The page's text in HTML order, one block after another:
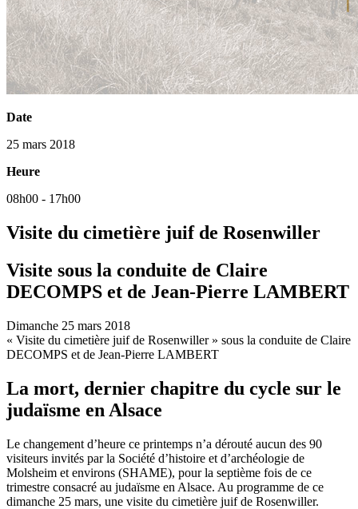
Date
25 mars 2018
Heure
08h00 - 17h00
Visite du cimetière juif de Rosenwiller
Visite sous la conduite de Claire
DECOMPS et de Jean-Pierre LAMBERT
Dimanche 25 mars 2018
« Visite du cimetière juif de Rosenwiller » sous la conduite de Claire
DECOMPS et de Jean-Pierre LAMBERT
La mort, dernier chapitre du cycle sur le
judaïsme en Alsace
Le changement d’heure ce printemps n’a dérouté aucun des 90
visiteurs invités par la Société d’histoire et d’archéologie de
Molsheim et environs (SHAME), pour la septième fois de ce
trimestre consacré au judaïsme en Alsace. Au programme de ce
dimanche 25 mars, une visite du cimetière juif de Rosenwiller.